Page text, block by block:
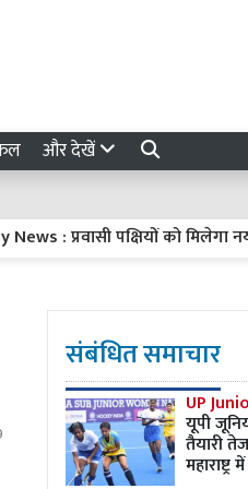
और देखें
: प्रवासी पक्षियों को मिलेगा नया
संबंधित समाचार
UP
यूपी
तैयारी